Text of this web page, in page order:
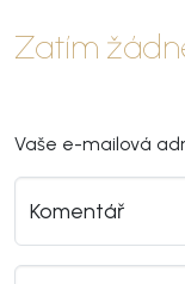
Zatím
Vaše e-mailová
Komentář